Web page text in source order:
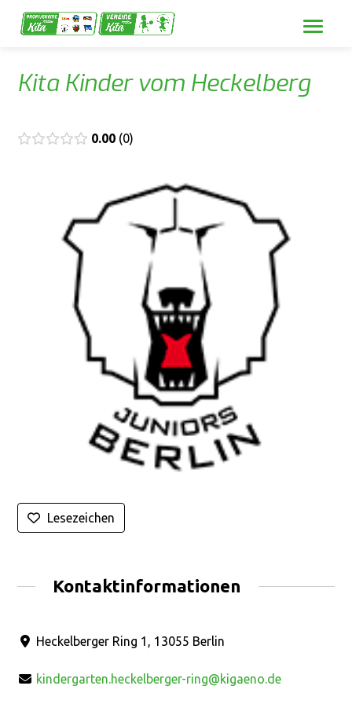
Kita Kinder vom Heckelberg
0.00 0
Lesezeichen
Kontaktinformationen
Heckelberger Ring 1, 13055 Berlin
kindergarten.heckelberger-ring@kigaeno.de